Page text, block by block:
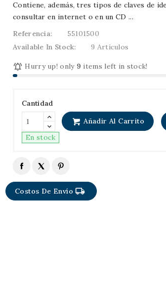
Contiene, además, tres tipos de claves de
consultar en internet o en un CD ...
Referencia:
55101500
Available In Stock:
9 Artículos
 Hurry up! only9 items left in stock!
Cantidad
Añadir Al Carrito
En stock
Costos De Envíolocal_shipping